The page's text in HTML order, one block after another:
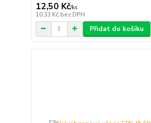
12,50 Kč/ks
10,33 Kč bez DPH
Přidat do košíku